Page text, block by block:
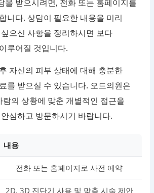
을 받으시려면, 전화 또는 홈페이지를
니다. 상담이 필요한 내용을 미리
으신 사항을 정리하시면 보다
루어질 것입니다.
자신의 피부 상태에 대해 충분한
를 받으실 수 있습니다. 오드의원은
람의 상황에 맞춘 개별적인 접근을
심하고 방문하시기 바랍니다.
내용
전화 또는 홈페이지로 사전 예약
2D, 3D 진단기 사용 및 맞춤 시술 제안